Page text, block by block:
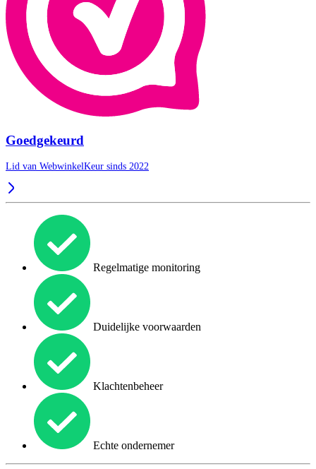
Goedgekeurd
Lid van WebwinkelKeur sinds 2022
Regelmatige monitoring
Duidelijke voorwaarden
Klachtenbeheer
Echte ondernemer